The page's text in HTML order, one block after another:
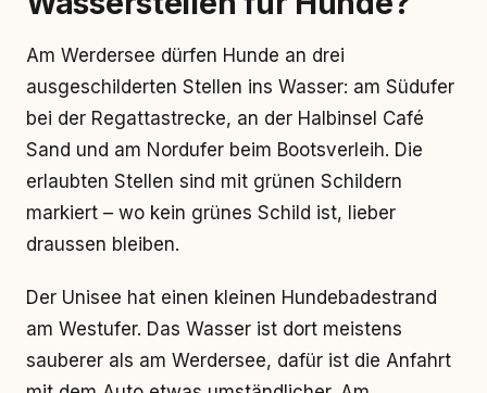
Am Werdersee dürfen Hunde an drei
ausgeschilderten Stellen ins Wasser: am Südufer
bei der Regattastrecke, an der Halbinsel Café
Sand und am Nordufer beim Bootsverleih. Die
erlaubten Stellen sind mit grünen Schildern
markiert – wo kein grünes Schild ist, lieber
draussen bleiben.
Der Unisee hat einen kleinen Hundebadestrand
am Westufer. Das Wasser ist dort meistens
sauberer als am Werdersee, dafür ist die Anfahrt